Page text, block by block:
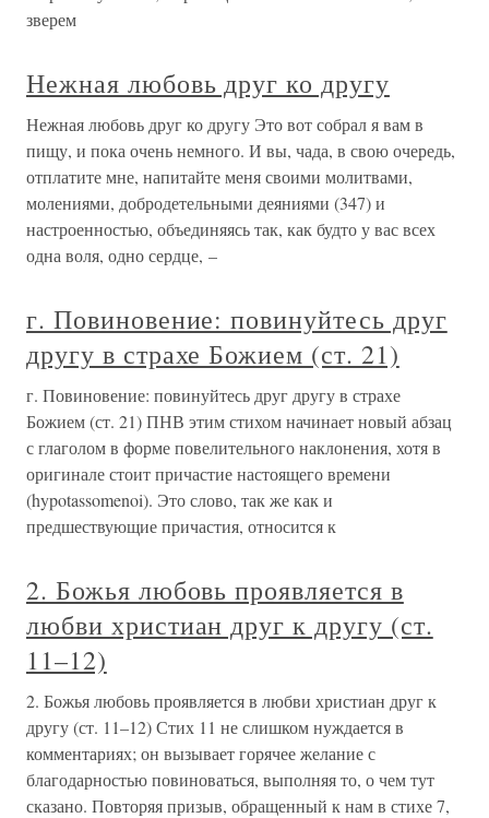
зверем
Нежная любовь друг ко другу
Нежная любовь друг ко другу Это вот собрал я вам в
пищу, и пока очень немного. И вы, чада, в свою очередь,
отплатите мне, напитайте меня своими молитвами,
молениями, добродетельными деяниями (347) и
настроенностью, объединяясь так, как будто у вас всех
одна воля, одно сердце, –
г. Повиновение: повинуйтесь друг
другу в страхе Божием (ст. 21)
г. Повиновение: повинуйтесь друг другу в страхе
Божием (ст. 21) ПНВ этим стихом начинает новый абзац
с глаголом в форме повелительного наклонения, хотя в
оригинале стоит причастие настоящего времени
(hypotassomenoi). Это слово, так же как и
предшествующие причастия, относится к
2. Божья любовь проявляется в
любви христиан друг к другу (ст.
11–12)
2. Божья любовь проявляется в любви христиан друг к
другу (ст. 11–12) Стих 11 не слишком нуждается в
комментариях; он вызывает горячее желание с
благодарностью повиноваться, выполняя то, о чем тут
сказано. Повторяя призыв, обращенный к нам в стихе 7,